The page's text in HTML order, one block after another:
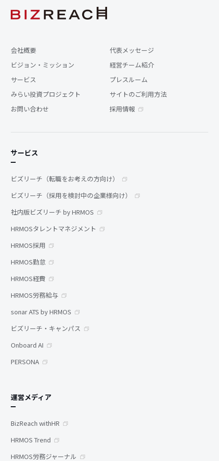
会社概要
代表メッセージ
ビジョン・ミッション
経営チーム紹介
サービス
プレスルーム
みらい投資プロジェクト
サイトのご利用方法
お問い合わせ
採用情報
サービス
ビズリーチ（転職をお考えの方向け）
ビズリーチ（採用を検討中の企業様向け）
社内版ビズリーチ by HRMOS
HRMOSタレントマネジメント
HRMOS採用
HRMOS勤怠
HRMOS経費
HRMOS労務給与
sonar ATS by HRMOS
ビズリーチ・キャンパス
Onboard AI
PERSONA
運営メディア
BizReach withHR
HRMOS Trend
HRMOS労務ジャーナル